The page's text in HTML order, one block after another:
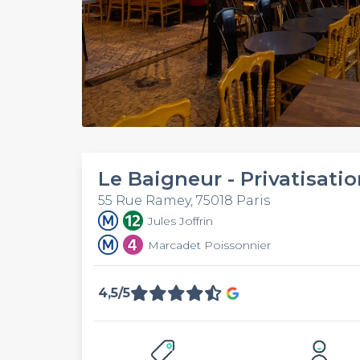
Le Baigneur -
55 Rue Ramey, 75018 Paris
Jules Joffrin
Marcadet Poissonnier
4,5/5